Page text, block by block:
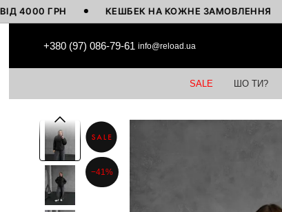
ГРН КЕШБЕК НА КОЖНЕ ЗАМОВЛЕННЯ
+380 (97) 086-79-61 info@reload.ua
SALE ШО ТИ?
−41%